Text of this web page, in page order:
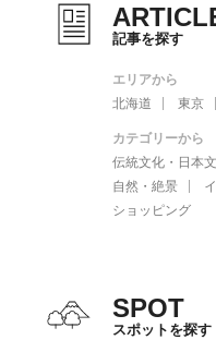
記事を探す
エリアから
北海道
東京
カテゴリーから
伝統文化・日本
自然・絶景
ショッピング
SPOT
スポットを探す